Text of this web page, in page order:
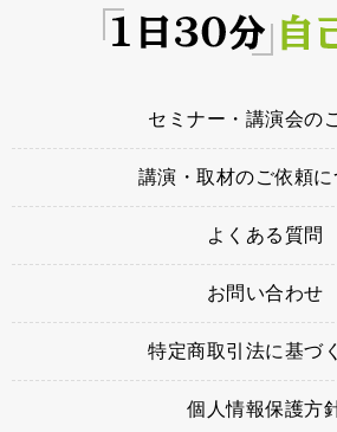
セミナー・講演会の
講演・取材のご依頼に
よくある質問
お問い合わせ
特定商取引法に基づ
個人情報保護方